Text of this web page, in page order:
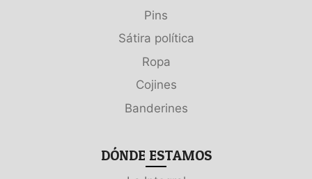
Pins
Sátira política
Ropa
Cojines
Banderines
DÓNDE ESTAMOS